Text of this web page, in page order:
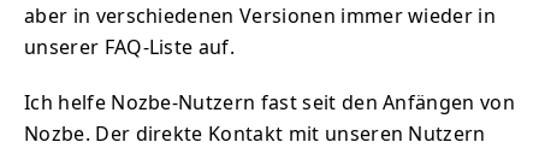
aber in verschiedenen Versionen immer wieder in
unserer FAQ-Liste auf.
Ich helfe Nozbe-Nutzern fast seit den Anfängen von
Nozbe. Der direkte Kontakt mit unseren Nutzern